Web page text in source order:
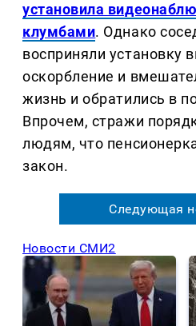
установила
клумбами. Однако
восприняли установку
оскорбление и
жизнь и обратились в
Впрочем, стражи
людям, что
закон.
Следующая
Новости СМИ2